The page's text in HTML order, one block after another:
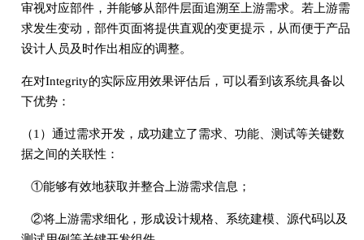
审视对应部件，并能够从部件层面追溯至上游需求。若上游需
求发生变动，部件页面将提供直观的变更提示，从而便于产品
设计人员及时作出相应的调整。
在对Integrity的实际应用效果评估后，可以看到该系统具备以
下优势：
（1）通过需求开发，成功建立了需求、功能、测试等关键数
据之间的关联性：
①能够有效地获取并整合上游需求信息；
②将上游需求细化，形成设计规格、系统建模、源代码以及